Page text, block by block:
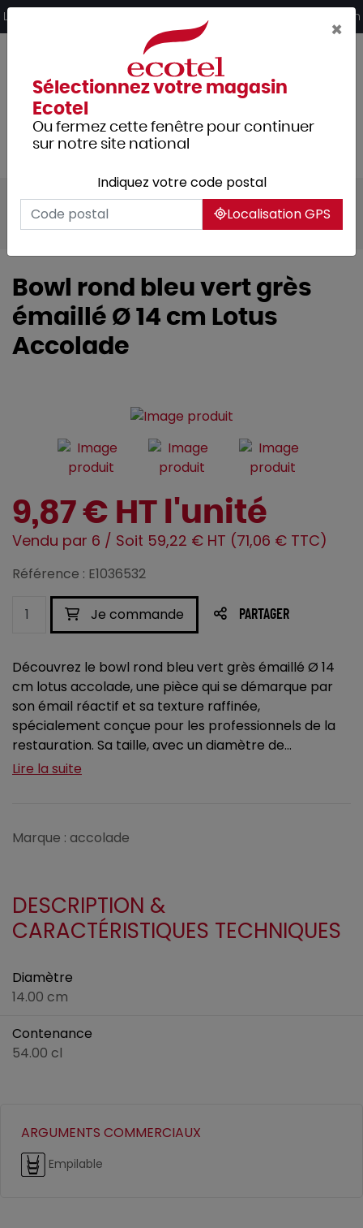
Livraison offerte dès 249€ HT d’achat et retrait 2h en magasin
Tous les produits
Arts de la table
Vaisselle
Bowl rond bleu vert grès
émaillé Ø 14 cm Lotus
Accolade
9,87 € HT l'unité
Vendu par 6 / Soit 59,22 € HT (71,06 € TTC)
Référence : E1036532
Je commande PARTAGER
Découvrez le bowl rond bleu vert grès émaillé Ø 14
cm lotus accolade, une pièce qui se démarque par
son émail réactif et sa texture raffinée,
spécialement conçue pour les professionnels de la
restauration. Sa taille, avec un diamètre de...
Lire la suite
Marque : accolade
DESCRIPTION &
CARACTÉRISTIQUES TECHNIQUES
Diamètre
14.00 cm
Contenance
54.00 cl
ARGUMENTS COMMERCIAUX
Empilable
×
Sélectionnez votre magasin
Ecotel
Ou fermez cette fenêtre pour continuer
sur notre site national
Indiquez votre code postal
Localisation GPS
Panneau de gestion des cookies